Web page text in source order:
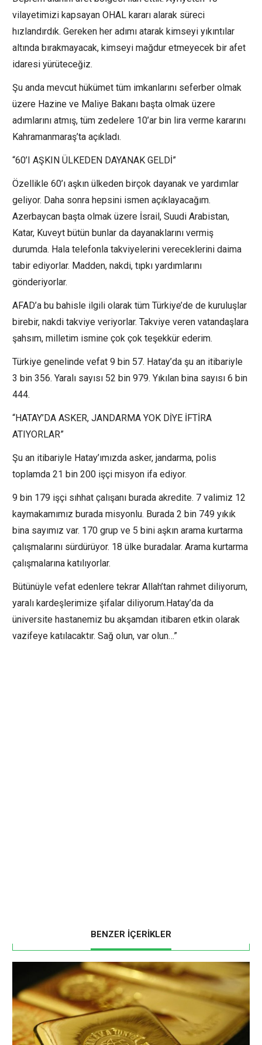
vilayetimizi kapsayan OHAL kararı alarak süreci
hızlandırdık. Gereken her adımı atarak kimseyi yıkıntılar
altında bırakmayacak, kimseyi mağdur etmeyecek bir afet
idaresi yürüteceğiz.
Şu anda mevcut hükümet tüm imkanlarını seferber olmak
üzere Hazine ve Maliye Bakanı başta olmak üzere
adımlarını atmış, tüm zedelere 10’ar bin lira verme kararını
Kahramanmaraş’ta açıkladı.
“60’I AŞKIN ÜLKEDEN DAYANAK GELDİ”
Özellikle 60’ı aşkın ülkeden birçok dayanak ve yardımlar
geliyor. Daha sonra hepsini ismen açıklayacağım.
Azerbaycan başta olmak üzere İsrail, Suudi Arabistan,
Katar, Kuveyt bütün bunlar da dayanaklarını vermiş
durumda. Hala telefonla takviyelerini vereceklerini daima
tabir ediyorlar. Madden, nakdi, tıpkı yardımlarını
gönderiyorlar.
AFAD’a bu bahisle ilgili olarak tüm Türkiye’de de kuruluşlar
birebir, nakdi takviye veriyorlar. Takviye veren vatandaşlara
şahsım, milletim ismine çok çok teşekkür ederim.
Türkiye genelinde vefat 9 bin 57. Hatay’da şu an itibariyle
3 bin 356. Yaralı sayısı 52 bin 979. Yıkılan bina sayısı 6 bin
444.
“HATAY’DA ASKER, JANDARMA YOK DİYE İFTİRA
ATIYORLAR”
Şu an itibariyle Hatay’ımızda asker, jandarma, polis
toplamda 21 bin 200 işçi misyon ifa ediyor.
9 bin 179 işçi sıhhat çalışanı burada akredite. 7 valimiz 12
kaymakamımız burada misyonlu. Burada 2 bin 749 yıkık
bina sayımız var. 170 grup ve 5 bini aşkın arama kurtarma
çalışmalarını sürdürüyor. 18 ülke buradalar. Arama kurtarma
çalışmalarına katılıyorlar.
Bütünüyle vefat edenlere tekrar Allah’tan rahmet diliyorum,
yaralı kardeşlerimize şifalar diliyorum.Hatay’da da
üniversite hastanemiz bu akşamdan itibaren etkin olarak
vazifeye katılacaktır. Sağ olun, var olun…”
BENZER İÇERİKLER